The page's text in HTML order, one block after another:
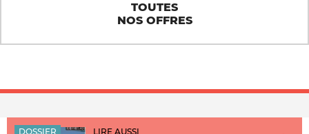
TOUTES
NOS OFFRES
DOSSIER LIRE AUSSI